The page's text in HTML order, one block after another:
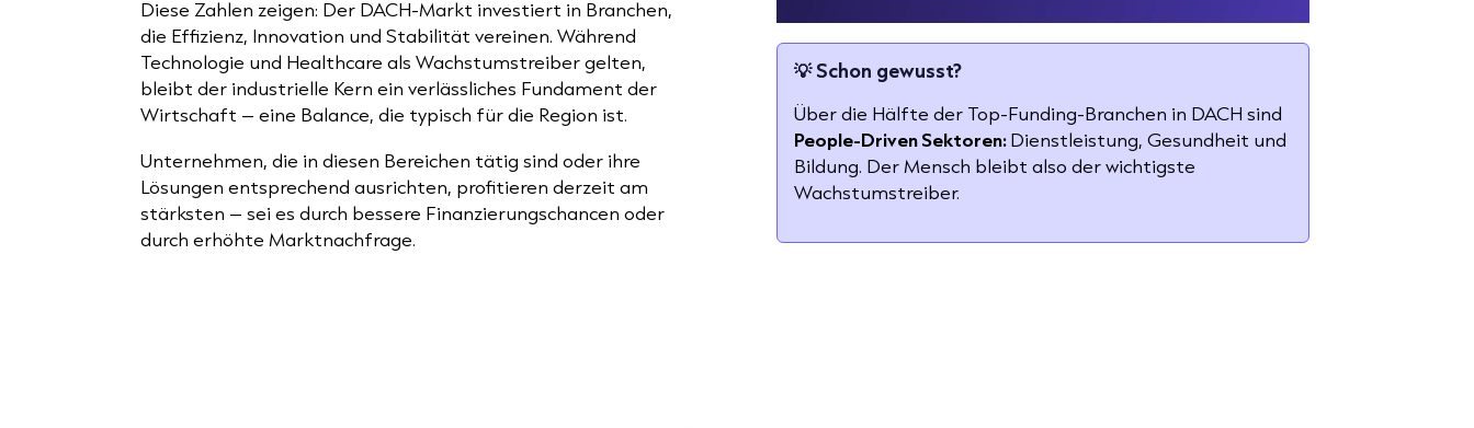
Diese Zahlen zeigen: Der DACH-Markt investiert in Branchen,
die Effizienz, Innovation und Stabilität vereinen. Während
Technologie und Healthcare als Wachstumstreiber gelten,
bleibt der industrielle Kern ein verlässliches Fundament der
Wirtschaft – eine Balance, die typisch für die Region ist.
Unternehmen, die in diesen Bereichen tätig sind oder ihre
Lösungen entsprechend ausrichten, profitieren derzeit am
stärksten – sei es durch bessere Finanzierungschancen oder
durch erhöhte Marktnachfrage.
💡Schon gewusst?
Über die Hälfte der Top-Funding-Branchen in DACH sind
People-Driven Sektoren:Dienstleistung, Gesundheit und
Bildung. Der Mensch bleibt also der wichtigste
Wachstumstreiber.